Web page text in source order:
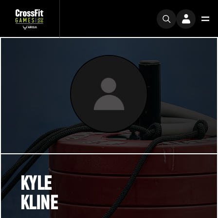
KYLE
KLINE